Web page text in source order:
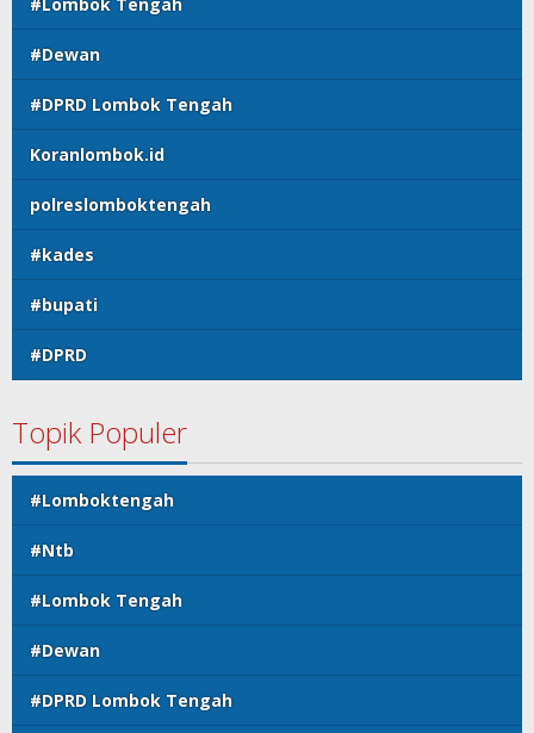
#Lombok Tengah
#Dewan
#DPRD Lombok Tengah
Koranlombok.id
polreslomboktengah
#kades
#bupati
#DPRD
Topik Populer
#Lomboktengah
#Ntb
#Lombok Tengah
#Dewan
#DPRD Lombok Tengah